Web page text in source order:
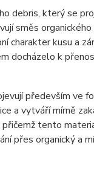
debris, který se
směs
charakter kusu a
k
především ve
a vytváří mírně
přičemž tento
přes organický a